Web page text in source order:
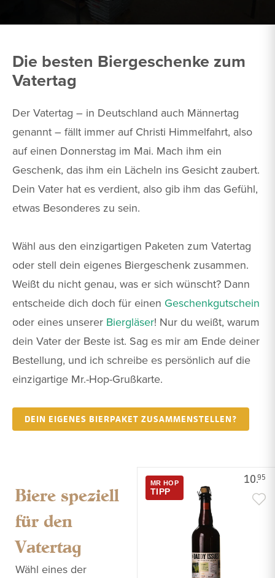
Die besten Biergeschenke zum
Vatertag
Der Vatertag – in Deutschland auch Männertag
genannt – fällt immer auf Christi Himmelfahrt, also
auf einen Donnerstag im Mai. Mach ihm ein
Geschenk, das ihm ein Lächeln ins Gesicht zaubert.
Dein Vater hat es verdient, also gib ihm das Gefühl,
etwas Besonderes zu sein.
Wähl aus den einzigartigen Paketen zum Vatertag
oder stell dein eigenes Biergeschenk zusammen.
Weißt du nicht genau, was er sich wünscht? Dann
entscheide dich doch für einen Geschenkgutschein
oder eines unserer Biergläser! Nur du weißt, warum
dein Vater der Beste ist. Sag es mir am Ende deiner
Bestellung, und ich schreibe es persönlich auf die
einzigartige Mr.-Hop-Grußkarte.
DEIN EIGENES BIERPAKET ZUSAMMENSTELLEN?
Biere speziell
für den
Vatertag
Wähl eines der
10.95
MR HOP
TIPP